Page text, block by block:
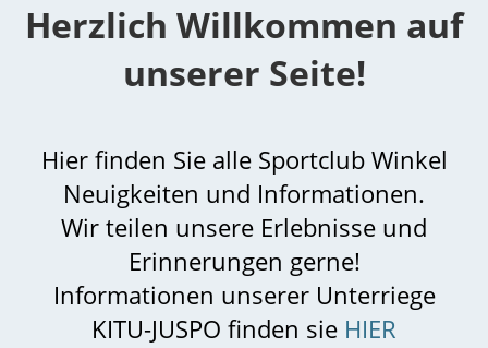
Herzlich Willkommen auf
unserer Seite!
Hier finden Sie alle Sportclub Winkel
Neuigkeiten und Informationen.
Wir teilen unsere Erlebnisse und
Erinnerungen gerne!
Informationen unserer Unterriege
KITU-JUSPO finden sie HIER